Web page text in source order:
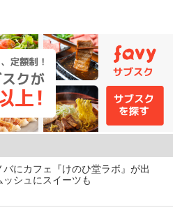
にカフェ『けのひ堂ラボ』が出
シュにスイーツも